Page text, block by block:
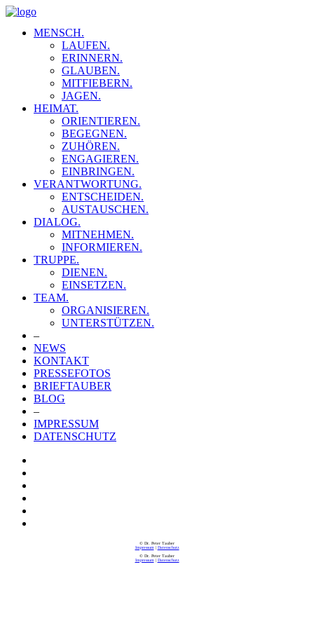
MENSCH.
LAUFEN.
ERINNERN.
GLAUBEN.
MITFIEBERN.
JAGEN.
HEIMAT.
ORIENTIEREN.
BEGEGNEN.
ZUHÖREN.
ENGAGIEREN.
EINBRINGEN.
VERANTWORTUNG.
ENTSCHEIDEN.
AUSTAUSCHEN.
DIALOG.
MITNEHMEN.
INFORMIEREN.
TRUPPE.
DIENEN.
EINSETZEN.
TEAM.
ORGANISIEREN.
UNTERSTÜTZEN.
–
NEWS
KONTAKT
PRESSEFOTOS
BRIEFTAUBER
BLOG
–
IMPRESSUM
DATENSCHUTZ
© Dr. Peter Tauber
Impressum| Datenschutz
© Dr. Peter Tauber
Impressum| Datenschutz